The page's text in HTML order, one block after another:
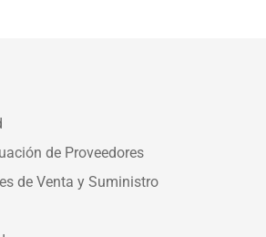
de Proveedores
de Venta y Suministro